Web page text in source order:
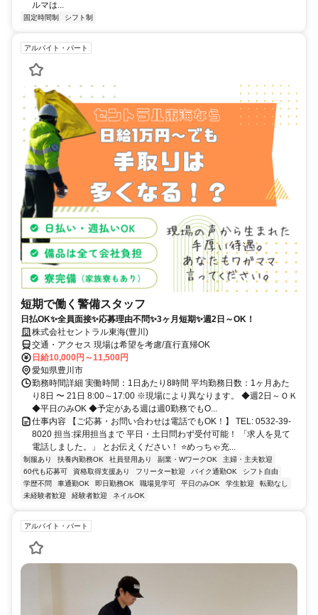
ルマは...
固定時間制 シフト制
アルバイト・パート
短期で働く警備スタッフ
日払OK✨全員面接✨応募理由不問✨3ヶ月短期✨週2日～OK！
株式会社セントラル東海(豊川)
交通・アクセス 現場は希望を考慮/直行直帰OK
日給10,000円～11,500円
愛知県豊川市
勤務時間詳細 実働時間：1日あたり8時間 平均勤務日数：1ヶ月あた
り8日 〜 21日 8:00～17:00 ※現場により異なります。 ◆週2日～ＯＫ
◆平日のみOK ◆予定がある週は週0勤務でもO...
仕事内容 【ご応募・お問い合わせは電話でもOK！】 TEL: 0532-39-
8020 担当:採用担当まで 平日・土日問わず受付可能！ 「求人を見て
電話しました。」 とお伝えください！ ⭐めっちゃ充...
制服あり 扶養内勤務OK 社員登用あり 副業・WワークOK
主婦・主夫歓迎
60代も応募可
資格取得支援あり フリーター歓迎 バイク通勤OK
シフト自由
学歴不問
車通勤OK 即日勤務OK 職場見学可 平日のみOK 学生歓迎
転勤なし
未経験者歓迎
経験者歓迎 ネイルOK
アルバイト・パート